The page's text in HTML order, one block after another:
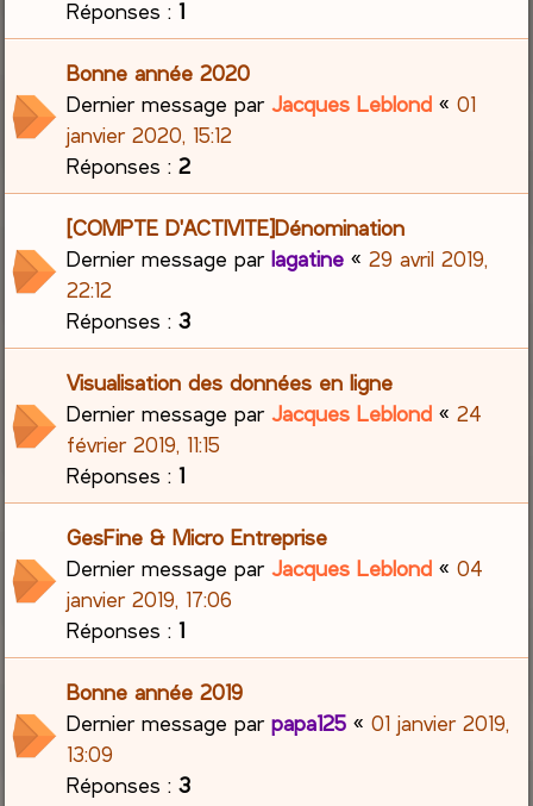
Réponses :1
Bonne année 2020
Dernier message parJacques Leblond «01
janvier 2020, 15:12
Réponses :2
[COMPTE D'ACTIVITE]Dénomination
Dernier message parlagatine «29 avril 2019,
22:12
Réponses :3
Visualisation des données en ligne
Dernier message parJacques Leblond «24
février 2019, 11:15
Réponses :1
GesFine & Micro Entreprise
Dernier message parJacques Leblond «04
janvier 2019, 17:06
Réponses :1
Bonne année 2019
Dernier message parpapa125 «01 janvier 2019,
13:09
Réponses :3